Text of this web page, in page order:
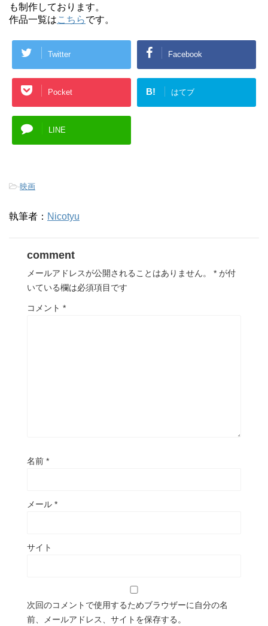
も制作しております。
作品一覧はこちらです。
Twitter Facebook
Pocket B! はてブ
LINE
-映画
執筆者： Nicotyu
comment
メールアドレスが公開されることはありません。 * が付
いている欄は必須項目です
コメント *
名前 *
メール *
サイト
次回のコメントで使用するためブラウザーに自分の名
前、メールアドレス、サイトを保存する。